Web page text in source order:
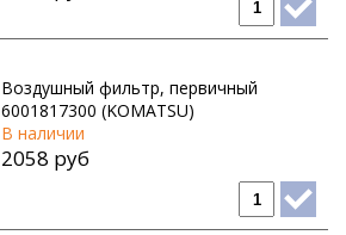
Воздушный фильтр, первичный
6001817300 (KOMATSU)
В наличии
2058 руб